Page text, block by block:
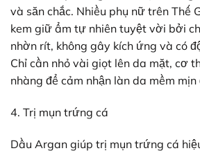
và săn chắc. Nhiều phụ nữ trên Thế
kem giữ ẩm tự nhiên tuyệt vời bởi
nhờn rít, không gây kích ứng và có
Chỉ cần nhỏ vài giọt lên da mặt, cơ
nhàng để cảm nhận làn da mềm
4. Trị mụn trứng cá
Dầu Argan giúp trị mụn trứng cá